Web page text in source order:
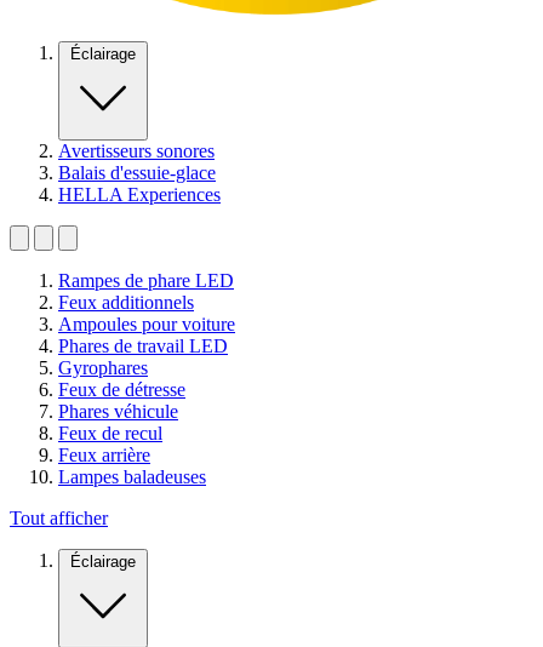
Éclairage
Avertisseurs sonores
Balais d'essuie-glace
HELLA Experiences
Rampes de phare LED
Feux additionnels
Ampoules pour voiture
Phares de travail LED
Gyrophares
Feux de détresse
Phares véhicule
Feux de recul
Feux arrière
Lampes baladeuses
Tout afficher
Éclairage